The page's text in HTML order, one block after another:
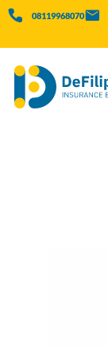
08119968070